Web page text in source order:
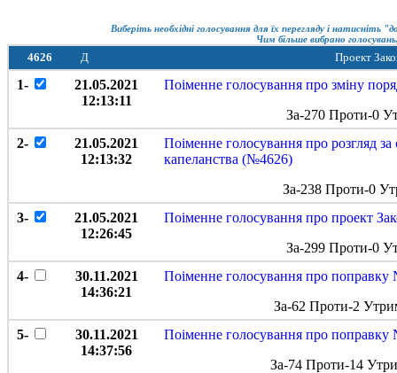
Виберіть необхідні голосування для їх перегляду і натисніть
Чим більше вибрано
4626 Д Проект
1-
21.05.2021
12:13:11
Поіменне голосування про зміну
За-270 Проти-0
2-
21.05.2021
12:13:32
Поіменне голосування про розгляд
капеланства (№4626)
За-238 Проти-0
3-
21.05.2021
12:26:45
Поіменне голосування про проект
За-299 Проти-0
4-
30.11.2021
14:36:21
Поіменне голосування про
За-62 Проти-2
5-
30.11.2021
14:37:56
Поіменне голосування про
За-74 Проти-14